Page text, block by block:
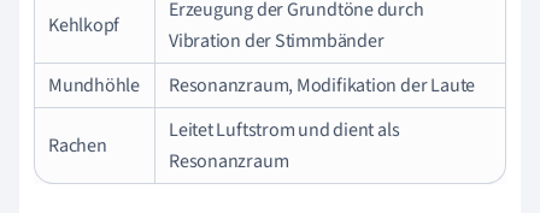
Kehlkopf
Erzeugung der Grundtöne durch
Vibration der Stimmbänder
Mundhöhle
Resonanzraum, Modifikation der Laute
Rachen
Leitet Luftstrom und dient als
Resonanzraum